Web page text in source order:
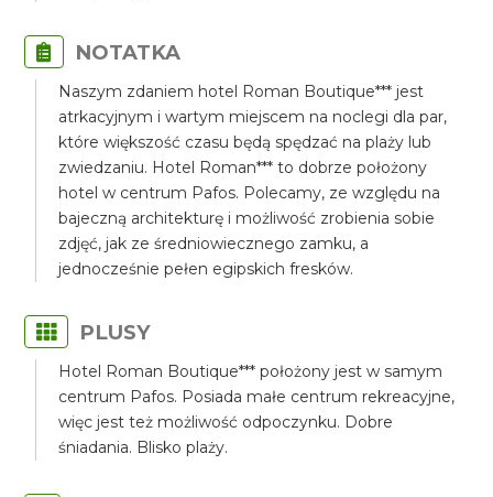
NOTATKA
Naszym zdaniem hotel Roman Boutique*** jest
atrkacyjnym i wartym miejscem na noclegi dla par,
które większość czasu będą spędzać na plaży lub
zwiedzaniu. Hotel Roman*** to dobrze położony
hotel w centrum Pafos. Polecamy, ze względu na
bajeczną architekturę i możliwość zrobienia sobie
zdjęć, jak ze średniowiecznego zamku, a
jednocześnie pełen egipskich fresków.
PLUSY
Hotel Roman Boutique*** położony jest w samym
centrum Pafos. Posiada małe centrum rekreacyjne,
więc jest też możliwość odpoczynku. Dobre
śniadania. Blisko plaży.